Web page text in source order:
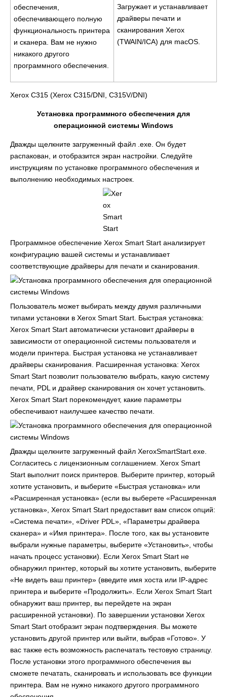
обеспечения,
обеспечивающего полную
функциональность принтера
и сканера. Вам не нужно
никакого другого
программного обеспечения.
Загружает и устанавливает
драйверы печати и
сканирования Xerox
(TWAIN/ICA) для macOS.
Xerox C315 (Xerox C315/DNI, C315V/DNI)
Установка программного обеспечения для
операционной системы Windows
Дважды щелкните загруженный файл .exe. Он будет
распакован, и отобразится экран настройки. Следуйте
инструкциям по установке программного обеспечения и
выполнению необходимых настроек.
Программное обеспечение Xerox Smart Start анализирует
конфигурацию вашей системы и устанавливает
соответствующие драйверы для печати и сканирования.
Пользователь может выбирать между двумя различными
типами установки в Xerox Smart Start. Быстрая установка:
Xerox Smart Start автоматически установит драйверы в
зависимости от операционной системы пользователя и
модели принтера. Быстрая установка не устанавливает
драйверы сканирования. Расширенная установка: Xerox
Smart Start позволит пользователю выбрать, какую систему
печати, PDL и драйвер сканирования он хочет установить.
Xerox Smart Start порекомендует, какие параметры
обеспечивают наилучшее качество печати.
Дважды щелкните загруженный файл XeroxSmartStart.exe.
Согласитесь с лицензионным соглашением. Xerox Smart
Start выполнит поиск принтеров. Выберите принтер, который
хотите установить, и выберите «Быстрая установка» или
«Расширенная установка» (если вы выберете «Расширенная
установка», Xerox Smart Start предоставит вам список опций:
«Система печати», «Driver PDL», «Параметры драйвера
сканера» и «Имя принтера». После того, как вы установите
выбрали нужные параметры, выберите «Установить», чтобы
начать процесс установки). Если Xerox Smart Start не
обнаружил принтер, который вы хотите установить, выберите
«Не видеть ваш принтер» (введите имя хоста или IP-адрес
принтера и выберите «Продолжить». Если Xerox Smart Start
обнаружит ваш принтер, вы перейдете на экран
расширенной установки). По завершении установки Xerox
Smart Start отобразит экран подтверждения. Вы можете
установить другой принтер или выйти, выбрав «Готово». У
вас также есть возможность распечатать тестовую страницу.
После установки этого программного обеспечения вы
сможете печатать, сканировать и использовать все функции
принтера. Вам не нужно никакого другого программного